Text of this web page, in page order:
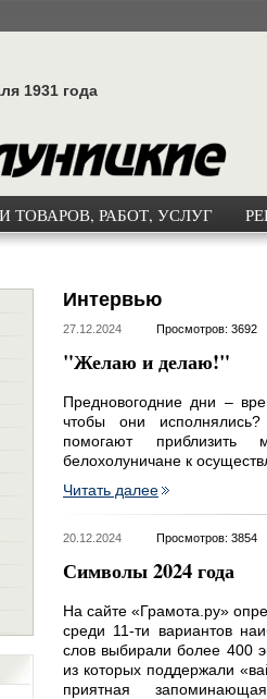
1931 года
ТОВАРОВ, РАБОТ, УСЛУГ
Интервью
27.12.2024 Просмотров: 3692
"Желаю и делаю!"
Предновогодние дни –
чтобы они
помогают
белохолуничане к
Читать далее
20.12.2024 Просмотров: 3854
Символы 2024 года
На сайте «Грамота.ру»
среди 11-ти вариантов
слов выбирали более 400
из которых поддержали
приятная